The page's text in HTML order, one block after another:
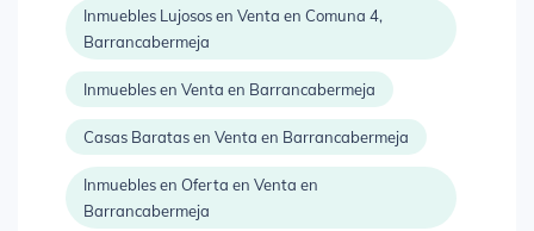
Inmuebles Lujosos en Venta en Comuna 4,
Barrancabermeja
Inmuebles en Venta en Barrancabermeja
Casas Baratas en Venta en Barrancabermeja
Inmuebles en Oferta en Venta en
Barrancabermeja